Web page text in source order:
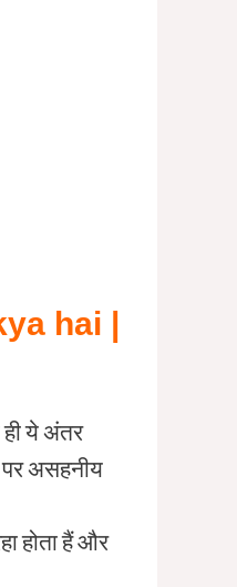
hai |
ही ये अंतर
पर असहनीय
होता हैं और